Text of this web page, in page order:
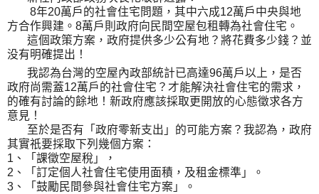
8年20萬戶的社會住宅問題，其中六成12萬戶中央與地
方合作興建。8萬戶則政府向民間空屋包租轉為社會住宅。
這個政策方案，政府提供多少公有地？將花費多少錢？並
没有明確提出！
我認為台灣的空屋內政部統計已高達96萬戶以上，是否
政府尚需蓋12萬戶的社會住宅？才能解決社會住宅的需求，
的確有討論的餘地！新政府應該採取更開放的心態徵求各方
意見！
至於是否有「政府零新支出」的可能方案？我認為，政府
其實祇要採取下列幾個方案：
1、「課徵空屋稅」，
2、「訂定個人社會住宅使用面積，及租金標準」。
3、「鼓勵民間參與社會住宅方案」。